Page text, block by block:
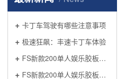
卡丁车驾驶有哪些注意事项
极速狂飙：丰速卡丁车体验
FS新款200单人娱乐胶板车厂家推荐
FS新款200单人娱乐胶板车价格是什么?